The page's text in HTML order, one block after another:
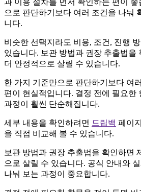
과 이용 절차를 먼저 확인하는 편이
으로 판단하기보다 여러 조건을 나눠
니다.
비슷한 선택지라도 비용, 조건, 진행
있습니다. 보관 방법과 권장 추출법을
더 안정적으로 살릴 수 있습니다.
한 가지 기준만으로 판단하기보다 여
편이 현실적입니다. 결정 전에 필요한
과정이 훨씬 단순해집니다.
세부 내용을 확인하려면 드립백 페이
을 직접 비교해 볼 수 있습니다.
보관 방법과 권장 추출법을 확인하면
으로 살릴 수 있습니다. 공식 안내와
나눠 보는 과정이 중요합니다.